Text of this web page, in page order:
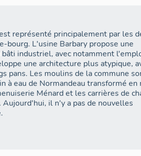
représenté principalement par les
bourg. L'usine Barbary propose une
industriel, avec notamment
une architecture plus atypique,
sont dans
à eau de Normandeau transformé en
Ménard et les carrières de